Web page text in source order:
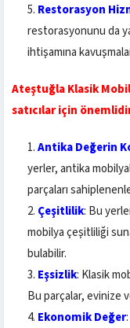
Restorasyon
restorasyonunu da
ihtişamına
Ateştuğla Klasik
satıcılar için
Antika Değerin
yerler, antika
parçaları
Çeşitlilik: Bu
mobilya çeşitliliği
bulabilir.
Eşsizlik: Klasik
Bu parçalar, evinize
Ekonomik Değer